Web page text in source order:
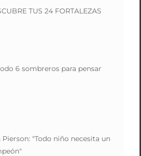
TUS 24 FORTALEZAS
6 sombreros para pensar
Pierson: "Todo niño necesita un